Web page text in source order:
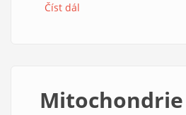
Číst dál
Mitochondrie